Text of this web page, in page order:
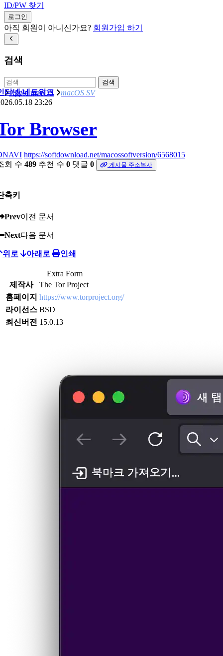
ID/PW 찾기
로그인
아직 회원이 아니신가요? 회원가입 하기
검색
검색
Apple macOS macOS SV
터넷/네트워크
23:26
Browser
https://softdownload.net/macossoftversion/6568015
회 수 489 추천 수 0 댓글 0 게시물 주소복사
축키
Prev이전 문서
Next다음 문서
위로 아래로 인쇄
Extra Form
제작사
The Tor Project
홈페이지 https://www.torproject.org/
라이선스 BSD
최신버전 15.0.13